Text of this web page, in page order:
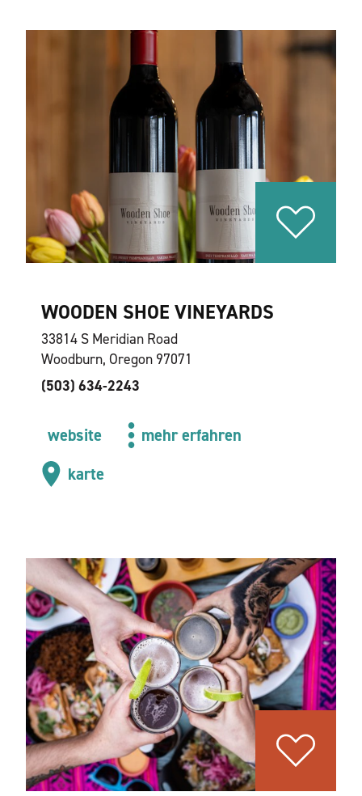
WOODEN SHOE VINEYARDS
33814 S Meridian Road
Woodburn, Oregon 97071
(503) 634-2243
website
mehr erfahren
karte